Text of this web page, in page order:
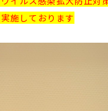
施しております